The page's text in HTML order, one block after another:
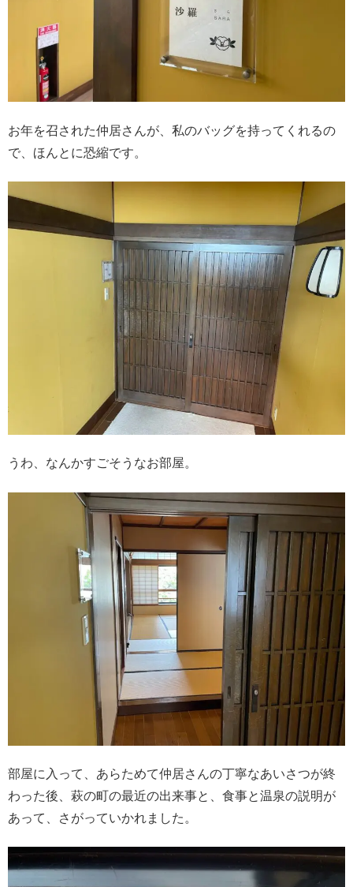
お年を召された仲居さんが、私のバッグを持ってくれるの
で、ほんとに恐縮です。
うわ、なんかすごそうなお部屋。
部屋に入って、あらためて仲居さんの丁寧なあいさつが終
わった後、萩の町の最近の出来事と、食事と温泉の説明が
あって、さがっていかれました。